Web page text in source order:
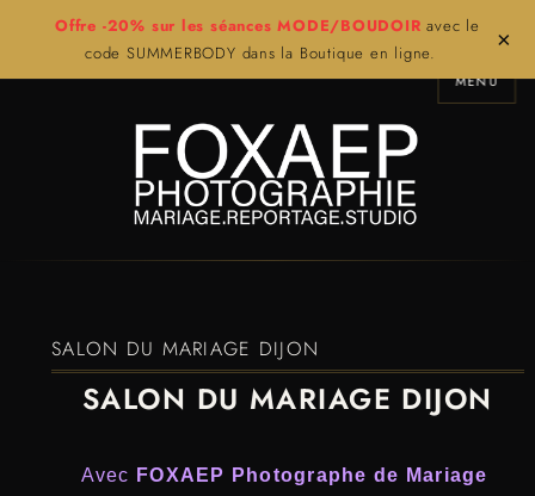
Offre -20% sur les séances MODE/BOUDOIR avec le
code SUMMERBODY dans la Boutique en ligne.
×
MENU
SALON DU MARIAGE DIJON
SALON DU MARIAGE DIJON
Avec FOXAEP Photographe de Mariage